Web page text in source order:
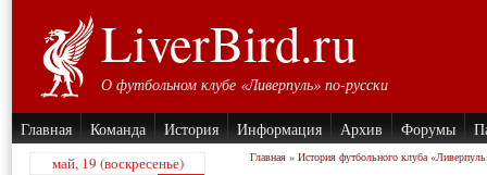
LiverBird.ru
О футбольном клубе «Ливерпуль» по-русски
Главная Команда История Информация Архив Форумы
май, 19 (воскресенье) Главная » История футбольного клуба